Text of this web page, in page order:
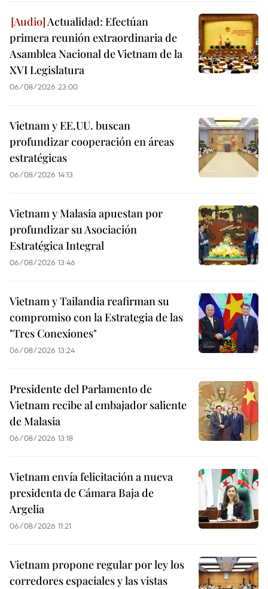
Actualidad: Efectúan
primera reunión extraordinaria de
Asamblea Nacional de Vietnam de la
XVI Legislatura
06/08/2026 23:00
Vietnam y EE.UU. buscan
profundizar cooperación en áreas
estratégicas
06/08/2026 14:13
Vietnam y Malasia apuestan por
profundizar su Asociación
Estratégica Integral
06/08/2026 13:46
Vietnam y Tailandia reafirman su
compromiso con la Estrategia de las
"Tres Conexiones"
06/08/2026 13:24
Presidente del Parlamento de
Vietnam recibe al embajador saliente
de Malasia
06/08/2026 13:18
Vietnam envía felicitación a nueva
presidenta de Cámara Baja de
Argelia
06/08/2026 11:21
Vietnam propone regular por ley los
corredores espaciales y las vistas